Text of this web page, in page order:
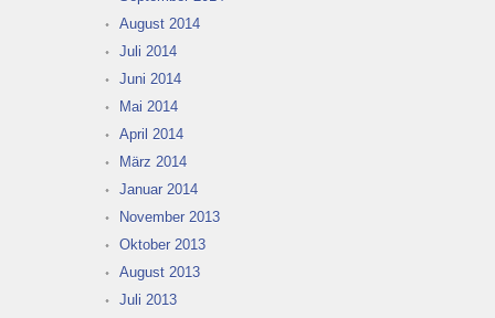
August 2014
Juli 2014
Juni 2014
Mai 2014
April 2014
März 2014
Januar 2014
November 2013
Oktober 2013
August 2013
Juli 2013